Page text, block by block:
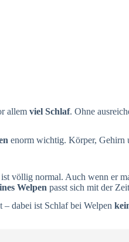
allem viel Schlaf. Ohne
enorm wichtig. Körper, Gehirn
völlig normal. Auch wenn er
Welpen passt sich mit der
dabei ist Schlaf bei Welpen